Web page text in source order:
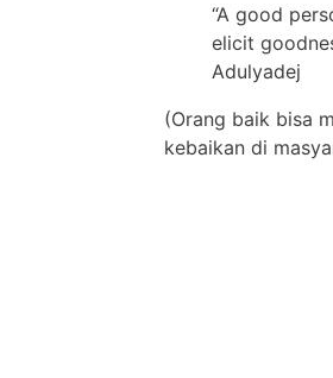
“A good
elicit
Adulyadej
(Orang baik bisa
kebaikan di